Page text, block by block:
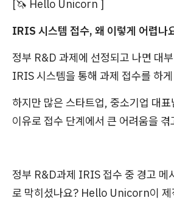
[🦄 Hello Unicorn ]
IRIS 시스템 접수, 왜 이렇게 어렵나
정부 R&D 과제에 선정되고 나면 대
IRIS 시스템을 통해 과제 접수를 하
하지만 많은 스타트업, 중소기업 대
이유로 접수 단계에서 큰 어려움을 겪
정부 R&D과제 IRIS 접수 중 경고 메
로 막히셨나요? Hello Unicorn이 제